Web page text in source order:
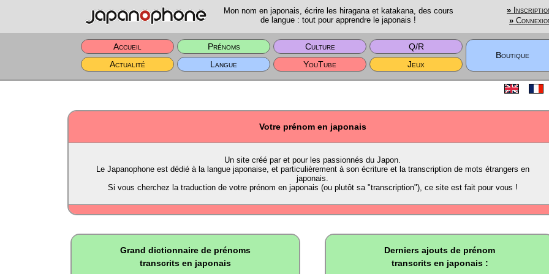
Mon nom en japonais, écrire les hiragana et katakana, des cours
de langue : tout pour apprendre le japonais !
»
»
Accueil Prénoms Culture
Q/R
Boutique
Actualité
Langue YouTube Jeux
Votre prénom en japonais
Un site créé par et pour les passionnés du Japon.
Le Japanophone est dédié à la langue japonaise, et particulièrement à son écriture et la transcription de mots étrangers en
japonais.
Si vous cherchez la traduction de votre prénom en japonais (ou plutôt sa "transcription"), ce site est fait pour vous !
Grand dictionnaire de prénoms
transcrits en japonais
Derniers ajouts de prénom
transcrits en japonais :